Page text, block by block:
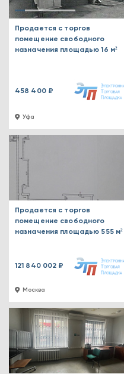
Уфа
Продается с торгов
помещение свободного
назначения площадью 16 м²
458 400 ₽
Москва
Продается с торгов
помещение свободного
назначения площадью 555 м²
121 840 002 ₽